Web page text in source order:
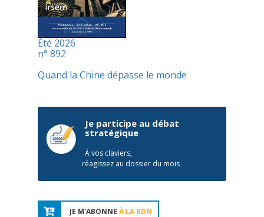
Été 2026
n° 892
Quand la Chine dépasse le monde
Je participe au débat
stratégique
À vos claviers,
réagissez au dossier du mois
JE M'ABONNE À LA RDN